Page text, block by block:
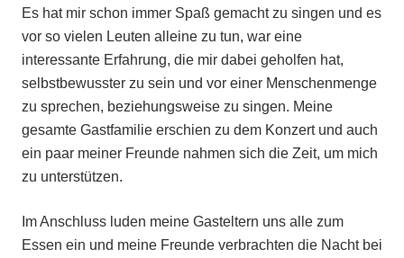
Es hat mir schon immer Spaß gemacht zu singen und es
vor so vielen Leuten alleine zu tun, war eine
interessante Erfahrung, die mir dabei geholfen hat,
selbstbewusster zu sein und vor einer Menschenmenge
zu sprechen, beziehungsweise zu singen. Meine
gesamte Gastfamilie erschien zu dem Konzert und auch
ein paar meiner Freunde nahmen sich die Zeit, um mich
zu unterstützen.
Im Anschluss luden meine Gasteltern uns alle zum
Essen ein und meine Freunde verbrachten die Nacht bei